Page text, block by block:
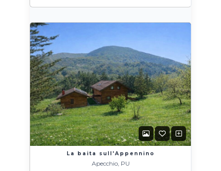
La baita sull'Appennino
Apecchio, PU